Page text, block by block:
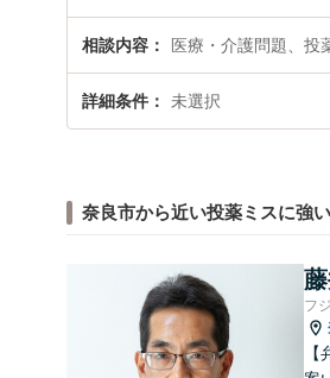
相談内容 医療・介護問題、投
詳細条件 未選択
奈良市から近い投薬ミスに強
フ